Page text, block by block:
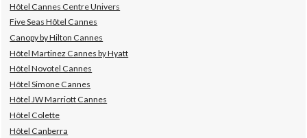
Hôtel Cannes Centre Univers
Five Seas Hôtel Cannes
Canopy by Hilton Cannes
Hôtel Martinez Cannes by Hyatt
Hôtel Novotel Cannes
Hôtel Simone Cannes
Hôtel JW Marriott Cannes
Hôtel Colette
Hôtel Canberra